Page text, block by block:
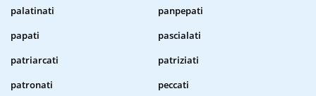
palatinati
panpepati
papati
pascialati
patriarcati
patriziati
patronati
peccati